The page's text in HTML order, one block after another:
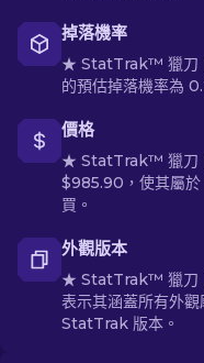
掉落機率
★ StatTrak™ 獵刀 |
的預估掉落機率為
價格
★ StatTrak™ 獵刀 |
$985.90，使其屬於
買。
外觀版本
★ StatTrak™ 獵刀 |
表示其涵蓋所有外
StatTrak 版本。